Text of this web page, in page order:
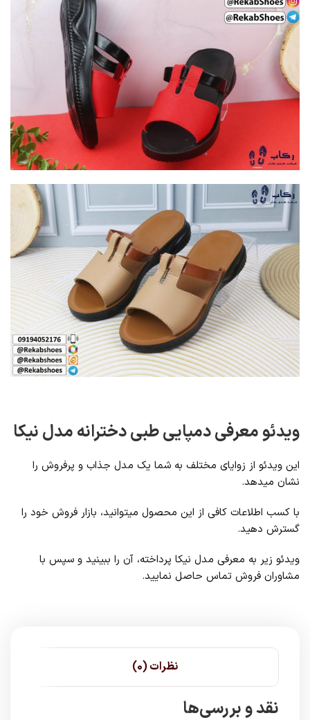
ویدئو معرفی دمپایی طبی دخترانه مدل نیکا
این ویدئو از زوایای مختلف به شما یک مدل جذاب و پرفروش را
نشان میدهد.
با کسب اطلاعات کافی از این محصول میتوانید، بازار فروش خود را
گسترش دهید.
ویدئو زیر به معرفی مدل نیکا پرداخته، آن را ببینید و سپس با
مشاوران فروش تماس حاصل نمایید.
نظرات (0)
نقد و بررسی‌ها